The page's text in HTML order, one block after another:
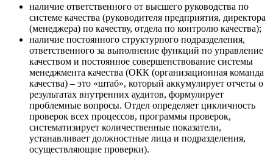
наличие ответственного от высшего руководства по
системе качества (руководителя предприятия, директора
(менеджера) по качеству, отдела по контролю качества);
наличие постоянного структурного подразделения,
ответственного за выполнение функций по управление
качеством и постоянное совершенствование системы
менеджмента качества (ОКК (организационная команда
качества) – это «штаб», который аккумулирует отчеты о
результатах внутренних аудитов, формулирует
проблемные вопросы. Отдел определяет цикличность
проверок всех процессов, программы проверок,
систематизирует количественные показатели,
устанавливает должностные лица и подразделения,
осуществляющие проверки).